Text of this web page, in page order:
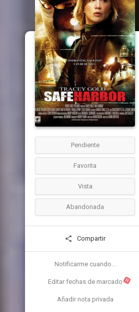
Pendiente
Favorita
Vista
Abandonada
Compartir
Notificarme cuando...
Editar fechas de marcado N
Añadir nota privada